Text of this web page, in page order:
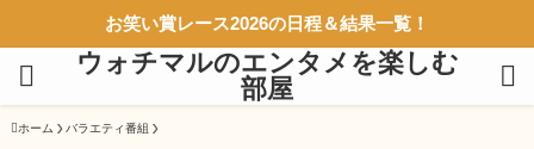
お笑い賞レース2026の日程＆結果一覧！
ウォチマルのエンタメを楽しむ
部屋
ホーム バラエティ番組